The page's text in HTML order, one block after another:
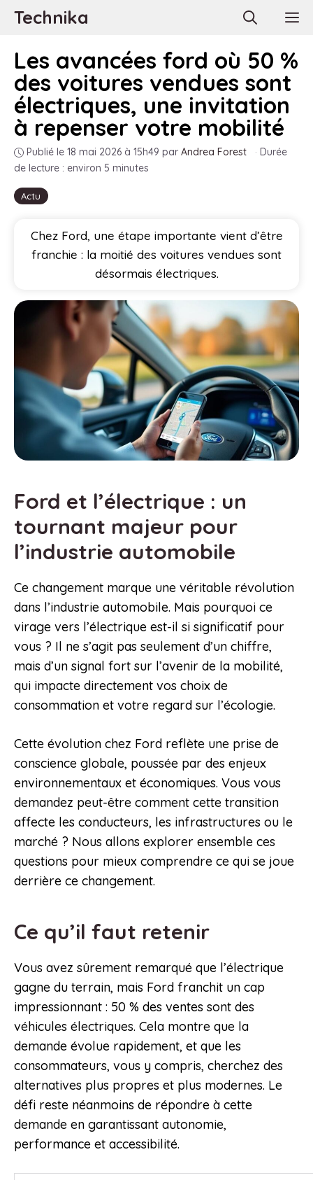
AllerTechnika
Actu
Les avancées ford où 50 %
des voitures vendues sont
électriques, une invitation
à repenser votre mobilité
Publié le 18 mai 2026 à 15h49 par Andrea Forest · Durée
de lecture : environ 5 minutes
Chez Ford, une étape importante vient d’être
franchie : la moitié des voitures vendues sont
désormais électriques.
Ford et l’électrique : un
tournant majeur pour
l’industrie automobile
Ce changement marque une véritable révolution
dans l’industrie automobile. Mais pourquoi ce
virage vers l’électrique est-il si significatif pour
vous ? Il ne s’agit pas seulement d’un chiffre,
mais d’un signal fort sur l’avenir de la mobilité,
qui impacte directement vos choix de
consommation et votre regard sur l’écologie.
Cette évolution chez Ford reflète une prise de
conscience globale, poussée par des enjeux
environnementaux et économiques. Vous vous
demandez peut-être comment cette transition
affecte les conducteurs, les infrastructures ou le
marché ? Nous allons explorer ensemble ces
questions pour mieux comprendre ce qui se joue
derrière ce changement.
Ce qu’il faut retenir
Vous avez sûrement remarqué que l’électrique
gagne du terrain, mais Ford franchit un cap
impressionnant : 50 % des ventes sont des
véhicules électriques. Cela montre que la
demande évolue rapidement, et que les
consommateurs, vous y compris, cherchez des
alternatives plus propres et plus modernes. Le
défi reste néanmoins de répondre à cette
demande en garantissant autonomie,
performance et accessibilité.